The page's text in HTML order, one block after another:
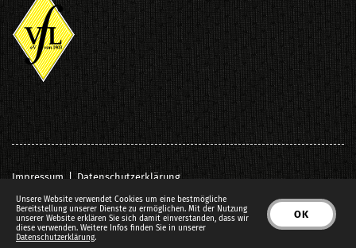
Impressum|Datenschutzerklärung
© VfL Löningen e.V. von 1903
OK
Unsere Website verwendet Cookies um eine bestmögliche
Bereitstellung unserer Dienste zu ermöglichen. Mit der Nutzung
unserer Website erklären Sie sich damit einverstanden, dass wir
diese verwenden. Weitere Infos finden Sie in unserer
Datenschutzerklärung.